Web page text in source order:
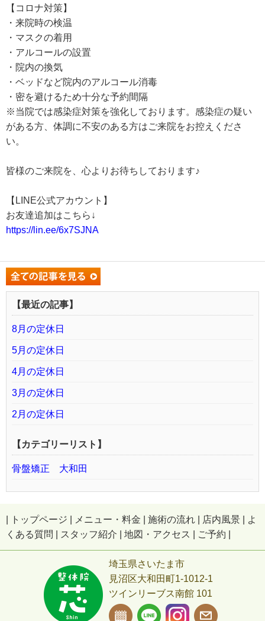
【コロナ対策】
・来院時の検温
・マスクの着用
・アルコールの設置
・院内の換気
・ベッドなど院内のアルコール消毒
・密を避けるため十分な予約間隔
※当院では感染症対策を強化しております。感染症の疑い
がある方、体調に不安のある方はご来院をお控えくださ
い。
皆様のご来院を、心よりお待ちしております♪
【LINE公式アカウント】
お友達追加はこちら↓
https://lin.ee/6x7SJNA
【最近の記事】
8月の定休日
5月の定休日
4月の定休日
3月の定休日
2月の定休日
【カテゴリーリスト】
骨盤矯正 大和田
トップページ メニュー・料金 施術の流れ 店内風景
よ
くある質問
スタッフ紹介 地図・アクセス ご予約
埼玉県さいたま市
見沼区大和田町1-1012-1
ツインリーブス南館 101